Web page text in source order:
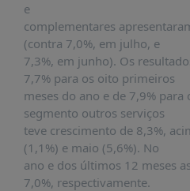
NOTÍCIAS
PRÊMIO
ABDE-
BID
PRÊMIO
ABDE
DE
JORNALISMO
e
complementares
(contra 7,0%, em julho, e
7,3%, em junho). Os
7,7% para os oito primeiros
meses do ano e de 7,9%
segmento outros serviços
teve crescimento de 8,3%,
(1,1%) e maio (5,6%). No
ano e dos últimos 12 meses
7,0%, respectivamente.